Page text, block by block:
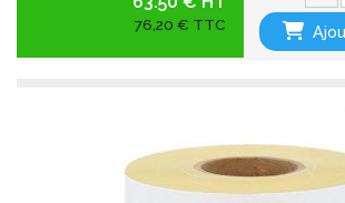
76,20 € TTC